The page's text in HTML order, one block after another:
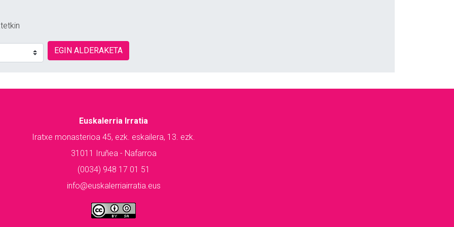
EGIN ALDERAKETA
Euskalerria Irratia
Iratxe monasterioa 45, ezk. eskailera, 13. ezk.
31011 Iruñea - Nafarroa
(0034) 948 17 01 51
info@euskalerriairratia.eus